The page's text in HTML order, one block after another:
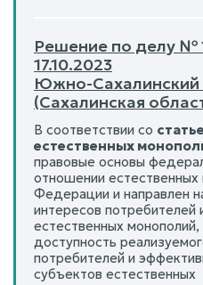
Решение по делу №
17.10.2023
Южно-Сахалинский
(Сахалинская
В соответствии со
естественных
правовые основы
отношении естественных
Федерации и направлен
интересов потребителей
естественных
доступность
потребителей и
субъектов естественных